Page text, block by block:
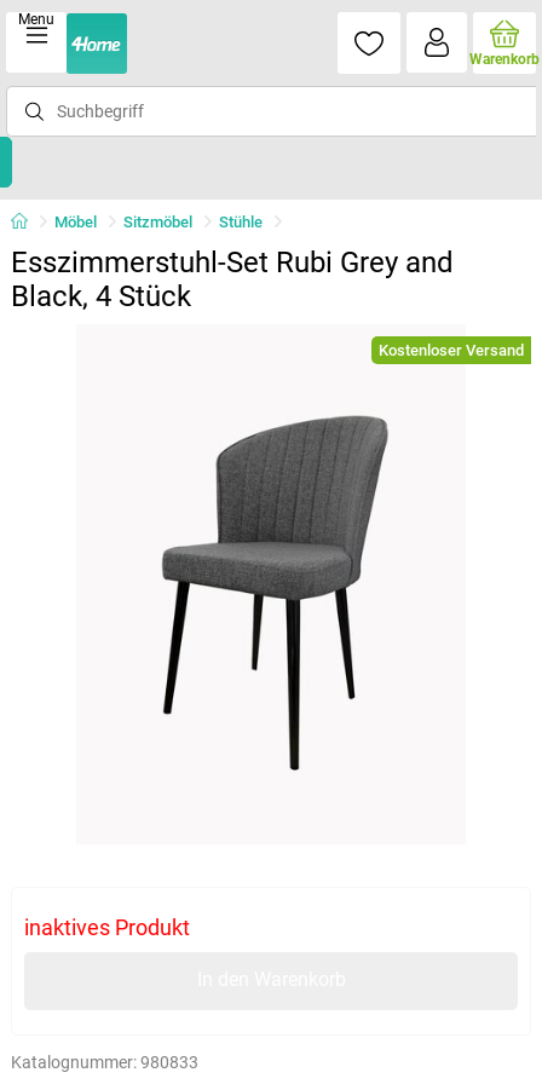
Menu
Warenkorb
Möbel Sitzmöbel Stühle
Esszimmerstuhl-Set Rubi Grey and
Black, 4 Stück
Kostenloser Versand
inaktives Produkt
Katalognummer:980833